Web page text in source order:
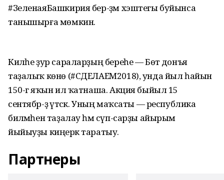
#ЗеленаяБашкирия бер-ҙәм хэштегы буйынса
танышырға мөмкин.
Киләһе ҙур сараларҙың береһе — Бөтә донъя
таҙалыҡ көнө (#СДЕЛАЕМ2018), унда йыл һайын
150-гә яҡын ил ҡатнаша. Акция быйыл 15
сентябр-ҙә үтәсәк. Уның маҡсаты — республика
биләмәһен таҙалау һәм сүп-сарҙы айырым
йыйыуҙы киңерәк таратыу.
Партнеры